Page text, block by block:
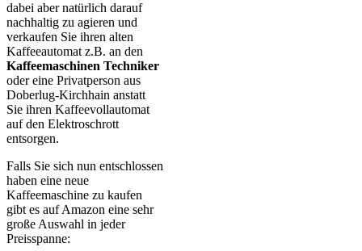
dabei aber natürlich darauf
nachhaltig zu agieren und
verkaufen Sie ihren alten
Kaffeeautomat z.B. an den
Kaffeemaschinen Techniker
oder eine Privatperson aus
Doberlug-Kirchhain anstatt
Sie ihren Kaffeevollautomat
auf den Elektroschrott
entsorgen.
Falls Sie sich nun entschlossen
haben eine neue
Kaffeemaschine zu kaufen
gibt es auf Amazon eine sehr
große Auswahl in jeder
Preisspanne: